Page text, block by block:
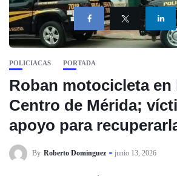
POLICIACAS PORTADA
Roban motocicleta en
Centro de Mérida;
apoyo para
By Roberto Dominguez junio 13, 2026